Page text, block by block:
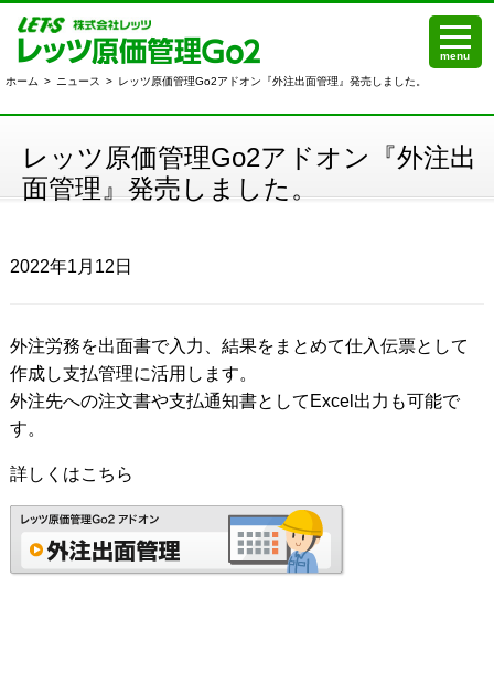
menu
ホーム > ニュース > レッツ原価管理Go2アドオン『外注出面管理』発売しました。
レッツ原価管理Go2アドオン『外注出
面管理』発売しました。
2022年1月12日
外注労務を出面書で入力、結果をまとめて仕入伝票として
作成し支払管理に活用します。
外注先への注文書や支払通知書としてExcel出力も可能で
す。
詳しくはこちら